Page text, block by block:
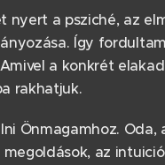
nyert a psziché, az
Így
Amivel a konkrét
rakhatjuk.
Önmagamhoz. Oda,
az